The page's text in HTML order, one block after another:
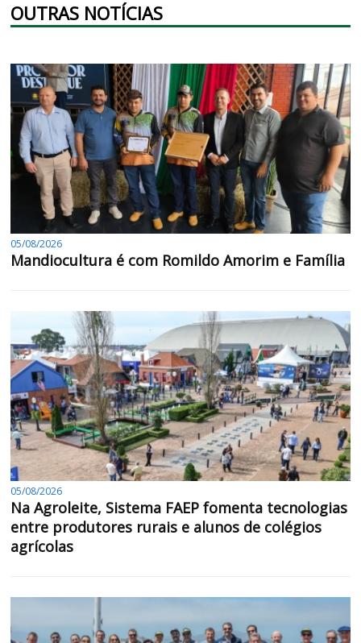
OUTRAS NOTÍCIAS
05/08/2026
Mandiocultura é com Romildo Amorim e Família
05/08/2026
Na Agroleite, Sistema FAEP fomenta tecnologias
entre produtores rurais e alunos de colégios
agrícolas